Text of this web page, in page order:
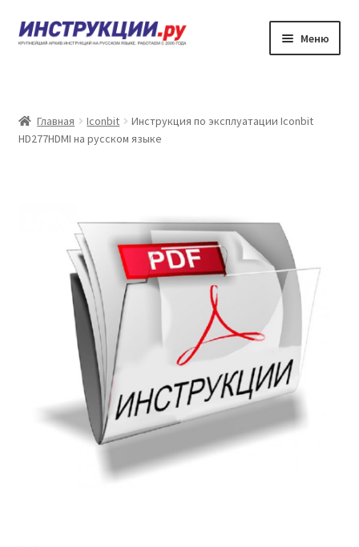
Перейти
к
Перейти
к
Меню
Каталог инструкций по эксплуатации
Контакты
Главная Iconbit
Инструкция по эксплуатации Iconbit
HD277HDMI на русском языке